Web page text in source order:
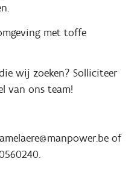
met toffe
wij zoeken? Solliciteer
van ons team!
of